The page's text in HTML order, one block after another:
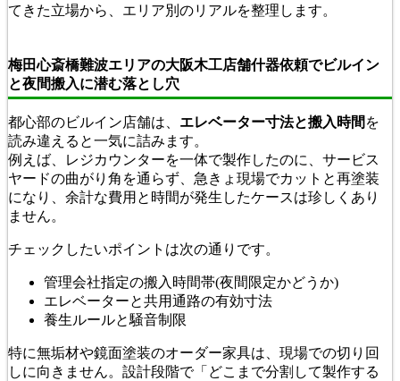
てきた立場から、エリア別のリアルを整理します。
梅田心斎橋難波エリアの大阪木工店舗什器依頼でビルイン
と夜間搬入に潜む落とし穴
都心部のビルイン店舗は、 エレベーター寸法と搬入時間 を
読み違えると一気に詰みます。
例えば、レジカウンターを一体で製作したのに、サービス
ヤードの曲がり角を通らず、急きょ現場でカットと再塗装
になり、余計な費用と時間が発生したケースは珍しくあり
ません。
チェックしたいポイントは次の通りです。
管理会社指定の搬入時間帯(夜間限定かどうか)
エレベーターと共用通路の有効寸法
養生ルールと騒音制限
特に無垢材や鏡面塗装のオーダー家具は、現場での切り回
しに向きません。設計段階で「どこまで分割して製作する